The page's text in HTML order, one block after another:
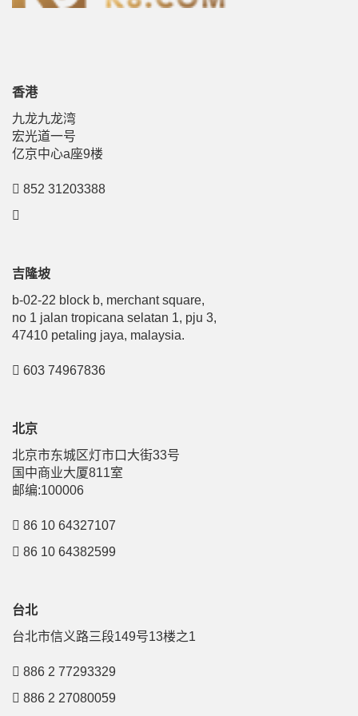
香港
九龙九龙湾
宏光道一号
亿京中心a座9楼
852 31203388
吉隆坡
b-02-22 block b, merchant square,
no 1 jalan tropicana selatan 1, pju 3,
47410 petaling jaya, malaysia.
603 74967836
北京
北京市东城区灯市口大街33号
国中商业大厦811室
邮编:100006
86 10 64327107
86 10 64382599
台北
台北市信义路三段149号13楼之1
886 2 77293329
886 2 27080059